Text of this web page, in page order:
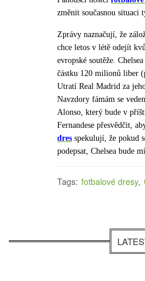
změnit současnou situaci
Zprávy naznačují, že
chce letos v létě odejít
evropské soutěže.
částku 120 milionů liber
Utratí Real Madrid za
Navzdory fámám se
Alonso, který bude v
Fernandese přesvědčit,
dres spekulují, že pokud
podepsat, Chelsea bude
Tags: fotbalové dresy,